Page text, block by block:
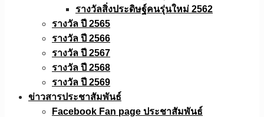
รางวัลสิ่งประดิษฐ์คนรุ่นใหม่ 2562
รางวัล ปี 2565
รางวัล ปี 2566
รางวัล ปี 2567
รางวัล ปี 2568
รางวัล ปี 2569
ข่าวสารประชาสัมพันธ์
Facebook Fan page ประชาสัมพันธ์